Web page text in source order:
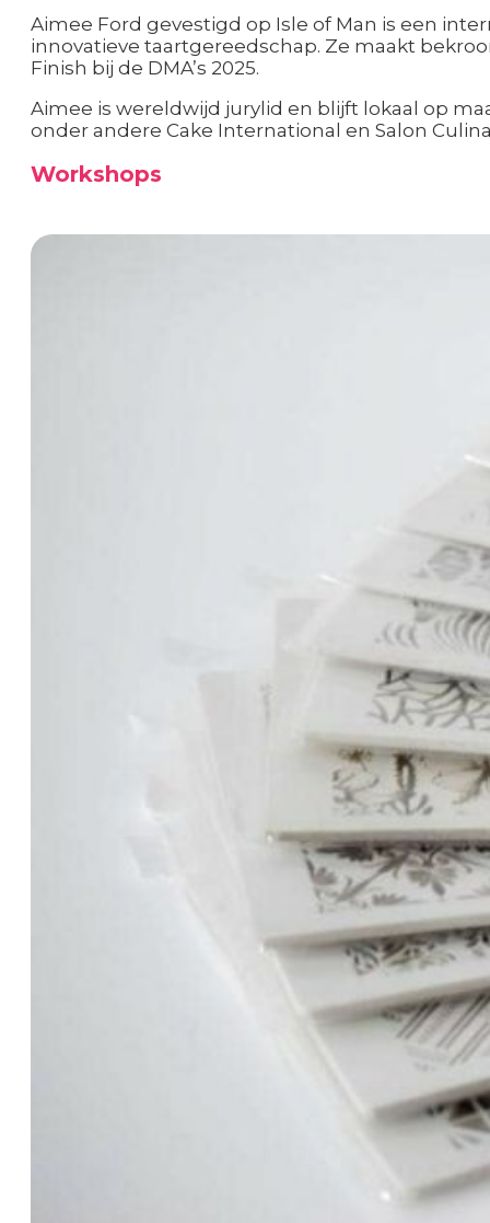
Aimee Ford gevestigd op Isle of Man is een
innovatieve taartgereedschap. Ze maakt
Finish bij de DMA’s 2025.
Aimee is wereldwijd jurylid en blijft lokaal op
onder andere Cake International en Salon
Workshops